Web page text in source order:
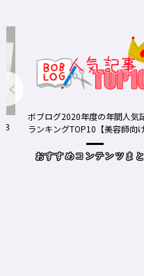
ブログ2020年度の年間人気記事
ンキングTOP10【美容師向けWe
おすすめコンテンツまとめ